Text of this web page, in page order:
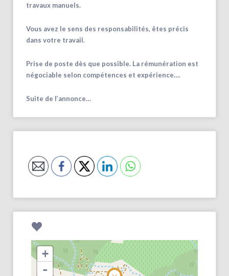
travaux manuels.
Vous avez le sens des responsabilités, êtes précis
dans votre travail.
Prise de poste dès que possible. La rémunération est
négociable selon compétences et expérience….
Suite de l’annonce…
+
-